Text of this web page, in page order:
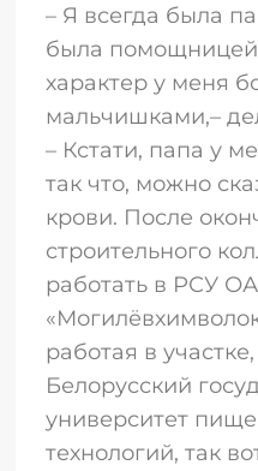
– Я всегда была
была помощницей
характер у меня
мальчишками,–
– Кстати, папа у
так что, можно
крови. После
строительного
работать в РСУ
работая в
Белорусский
университет
технологий, так